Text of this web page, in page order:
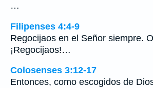
…
Filipenses 4:4-9
Regocijaos en el Señor siempre.
¡Regocijaos!…
Colosenses 3:12-17
Entonces, como escogidos de